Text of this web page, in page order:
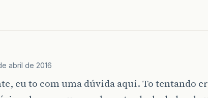
abril de 2016
eu to com uma dúvida aqui. To tentando